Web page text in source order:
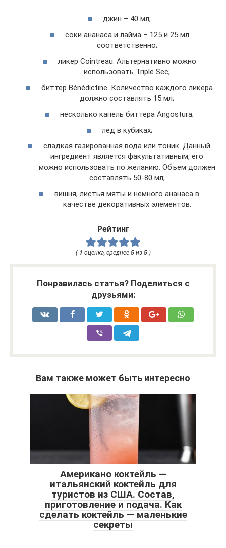
джин – 40 мл;
соки ананаса и лайма – 125 и 25 мл
соответственно;
ликер Cointreau. Альтернативно можно
использовать Triple Sec;
биттер Bénédictine. Количество каждого ликера
должно составлять 15 мл;
несколько капель биттера Angostura;
лед в кубиках;
сладкая газированная вода или тоник. Данный
ингредиент является факультативным, его
можно использовать по желанию. Объем должен
составлять 50-80 мл;
вишня, листья мяты и немного ананаса в
качестве декоративных элементов.
Рейтинг
( 1 оценка, среднее 5из 5)
Понравилась статья? Поделиться с
друзьями:
Вам также может быть интересно
Американо коктейль —
итальянский коктейль для
туристов из США. Состав,
приготовление и подача. Как
сделать коктейль — маленькие
секреты